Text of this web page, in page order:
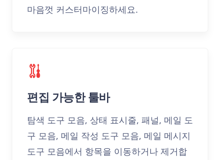
마음껏 커스터마이징하세요.
편집 가능한 툴바
탐색 도구 모음, 상태 표시줄, 패널, 메일 도
구 모음, 메일 작성 도구 모음, 메일 메시지
도구 모음에서 항목을 이동하거나 제거합